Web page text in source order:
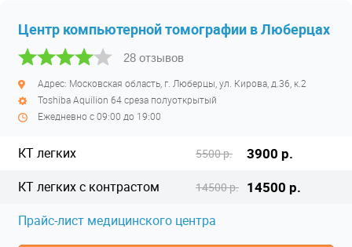
Центр компьютерной томографии в Люберцах
28 отзывов
Адрес: Московская область, г. Люберцы, ул. Кирова, д.36, к.2
Toshiba Aquilion 64 среза полуоткрытый
Ежедневно с 09:00 до 19:00
КТ легких 5500 р. 3900 р.
КТ легких с контрастом 14500 р. 14500 р.
Прайс-лист медицинского центра